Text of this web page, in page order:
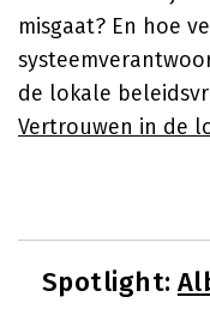
misgaat? En hoe
de lokale
Vertrouwen in de
Spotlight: